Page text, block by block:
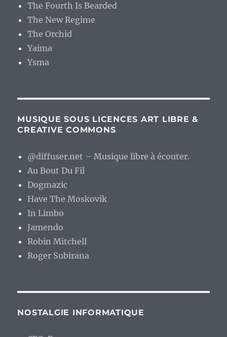
The Fourth Is Bearded
The New Regime
The Orchid
Yaima
Ysma
MUSIQUE SOUS LICENCES ART LIBRE &
CREATIVE COMMONS
@diffuser.net – Musique libre à écouter.
Au Bout Du Fil
Dogmazic
Have The Moskovik
In Limbo
Jamendo
Robin Mitchell
Roger Subirana
NOSTALGIE INFORMATIQUE